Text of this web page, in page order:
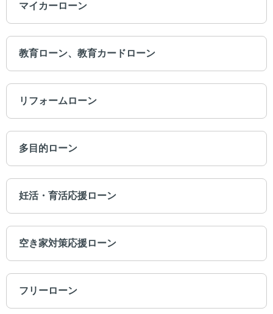
マイカーローン
教育ローン、教育カードローン
リフォームローン
多目的ローン
妊活・育活応援ローン
空き家対策応援ローン
フリーローン